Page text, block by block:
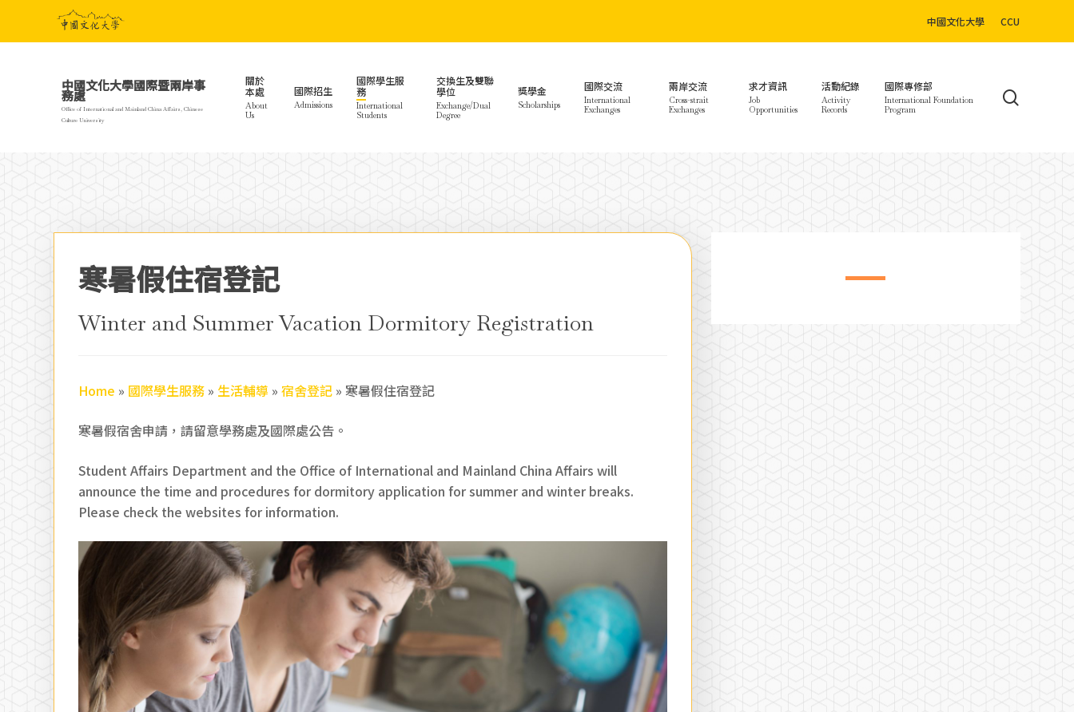
中國文化大學 CCU
Hit enter to search or ESC to close
中國文化大學國際暨兩岸事
務處
Office of International and Mainland China Affairs, Chinese
Culture University
關於
本處
About
Us
國際招生
Admissions
國際學生服
務
International
Students
交換生及雙聯
學位
Exchange/Dual
Degree
獎學金
Scholarships
國際交流
International
Exchanges
兩岸交流
Cross-strait
Exchanges
求才資訊
Job
Opportunities
活動紀錄
Activity
Records
國際專修部
International Foundation
Program
寒暑假住宿登記
Winter and Summer Vacation Dormitory Registration
Home » 國際學生服務 » 生活輔導 »宿舍登記 »寒暑假住宿登記
寒暑假宿舍申請，請留意學務處及國際處公告。
Student Affairs Department and the Office of International and Mainland China Affairs will
announce the time and procedures for dormitory application for summer and winter breaks.
Please check the websites for information.